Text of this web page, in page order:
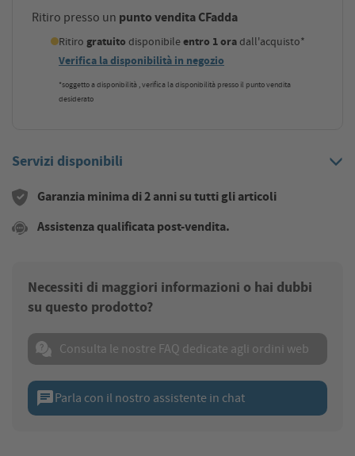
Ritiro presso un punto vendita CFadda
Ritiro gratuito disponibileentro 1 oradall'acquisto*
Verifica la disponibilità in negozio
*soggetto a disponibilità , verifica la disponibilità presso il punto vendita
desiderato
Servizi disponibili
Garanzia minima di 2 anni su tutti gli articoli
Assistenza qualificata post-vendita.
Necessiti di maggiori informazioni o hai dubbi
su questo prodotto?
Consulta le nostre FAQ dedicate agli ordini web
chatParla con il nostro assistente in chat